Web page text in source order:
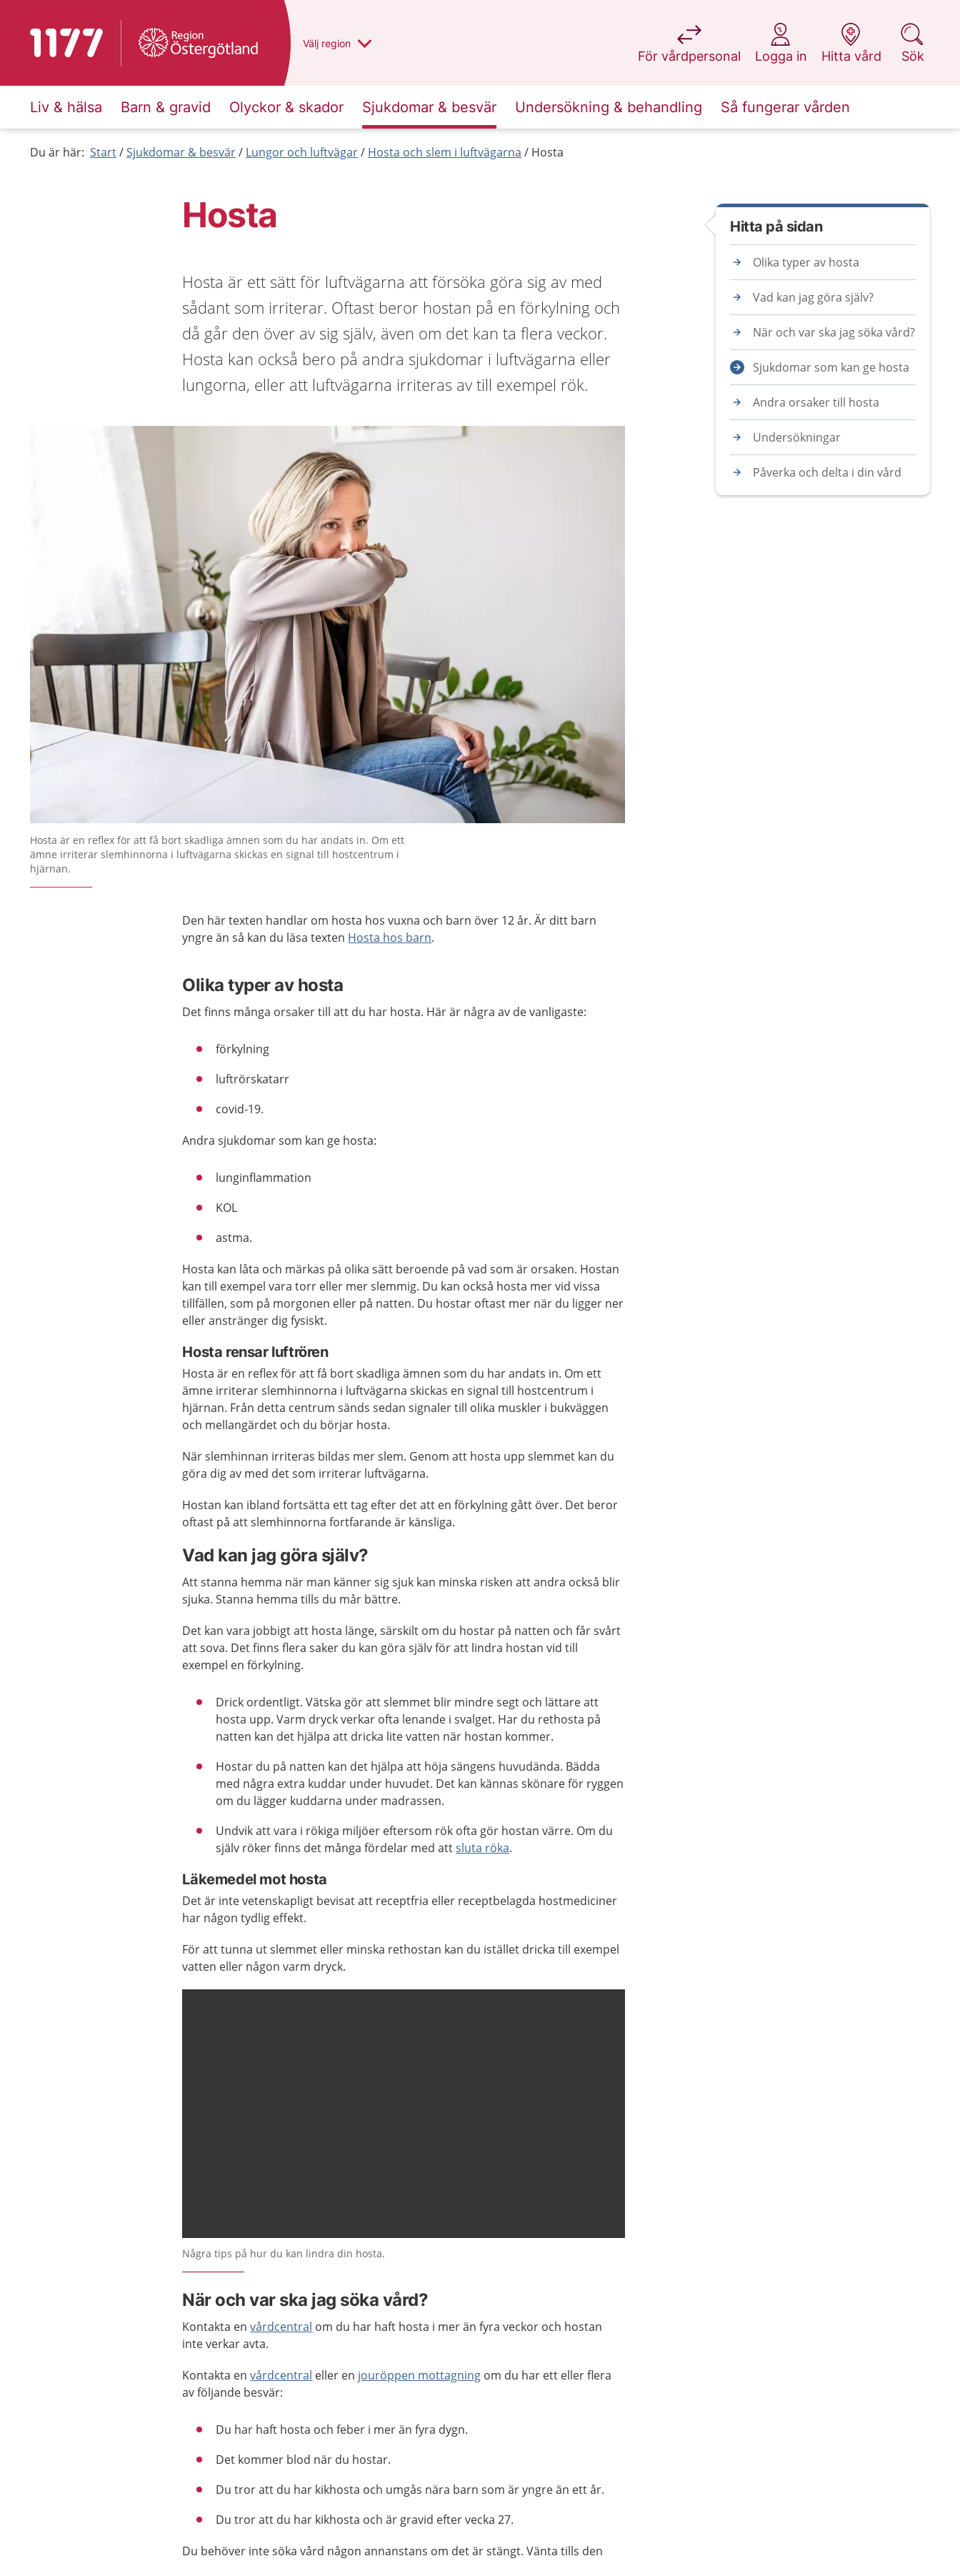
Till startsidan för 1177 Du har valt region
Välj en annan
region
För vårdpersonal
på 1177.se
Logga in
på 1177.se
Hitta vård
på 1177.se
Sök
på 1177.se
Liv & hälsa Barn & gravid Olyckor & skador Sjukdomar & besvär Undersökning & behandling Så fungerar vården
Du är här: Start Sjukdomar & besvär Lungor och luftvägar Hosta och slem i luftvägarna Hosta
Hosta
Hosta är ett sätt för luftvägarna att försöka göra sig av med
sådant som irriterar. Oftast beror hostan på en förkylning och
då går den över av sig själv, även om det kan ta flera veckor.
Hosta kan också bero på andra sjukdomar i luftvägarna eller
lungorna, eller att luftvägarna irriteras av till exempel rök.
Hosta är en reflex för att få bort skadliga ämnen som du har andats in. Om ett
ämne irriterar slemhinnorna i luftvägarna skickas en signal till hostcentrum i
hjärnan.
Den här texten handlar om hosta hos vuxna och barn över 12 år. Är ditt barn
yngre än så kan du läsa texten Hosta hos barn.
Olika typer av hosta
Det finns många orsaker till att du har hosta. Här är några av de vanligaste:
förkylning
luftrörskatarr
covid-19.
Andra sjukdomar som kan ge hosta:
lunginflammation
KOL
astma.
Hosta kan låta och märkas på olika sätt beroende på vad som är orsaken. Hostan
kan till exempel vara torr eller mer slemmig. Du kan också hosta mer vid vissa
tillfällen, som på morgonen eller på natten. Du hostar oftast mer när du ligger ner
eller anstränger dig fysiskt.
Hosta rensar luftrören
Hosta är en reflex för att få bort skadliga ämnen som du har andats in. Om ett
ämne irriterar slemhinnorna i luftvägarna skickas en signal till hostcentrum i
hjärnan. Från detta centrum sänds sedan signaler till olika muskler i bukväggen
och mellangärdet och du börjar hosta.
När slemhinnan irriteras bildas mer slem. Genom att hosta upp slemmet kan du
göra dig av med det som irriterar luftvägarna.
Hostan kan ibland fortsätta ett tag efter det att en förkylning gått över. Det beror
oftast på att slemhinnorna fortfarande är känsliga.
Vad kan jag göra själv?
Att stanna hemma när man känner sig sjuk kan minska risken att andra också blir
sjuka. Stanna hemma tills du mår bättre.
Det kan vara jobbigt att hosta länge, särskilt om du hostar på natten och får svårt
att sova. Det finns flera saker du kan göra själv för att lindra hostan vid till
exempel en förkylning.
Drick ordentligt. Vätska gör att slemmet blir mindre segt och lättare att
hosta upp. Varm dryck verkar ofta lenande i svalget. Har du rethosta på
natten kan det hjälpa att dricka lite vatten när hostan kommer.
Hostar du på natten kan det hjälpa att höja sängens huvudända. Bädda
med några extra kuddar under huvudet. Det kan kännas skönare för ryggen
om du lägger kuddarna under madrassen.
Undvik att vara i rökiga miljöer eftersom rök ofta gör hostan värre. Om du
själv röker finns det många fördelar med attsluta röka.
Läkemedel mot hosta
Det är inte vetenskapligt bevisat att receptfria eller receptbelagda hostmediciner
har någon tydlig effekt.
För att tunna ut slemmet eller minska rethostan kan du istället dricka till exempel
vatten eller någon varm dryck.
Några tips på hur du kan lindra din hosta.
När och var ska jag söka vård?
Kontakta envårdcentral om du har haft hosta i mer än fyra veckor och hostan
inte verkar avta.
Kontakta envårdcentral eller en jouröppen mottagning om du har ett eller flera
av följande besvär:
Du har haft hosta och feber i mer än fyra dygn.
Det kommer blod när du hostar.
Du tror att du har kikhosta och umgås nära barn som är yngre än ett år.
Du tror att du har kikhosta och är gravid efter vecka 27.
Du behöver inte söka vård någon annanstans om det är stängt. Vänta tills den
Hitta på sidan
Olika typer av hosta
Vad kan jag göra själv?
När och var ska jag söka vård?
Sjukdomar som kan ge hosta
Andra orsaker till hosta
Undersökningar
Påverka och delta i din vård